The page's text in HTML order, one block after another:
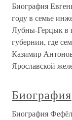
Биография
году в семье
Лубны-Герцык в
губернии, где
Казимир
Ярославской
Биография
Биография